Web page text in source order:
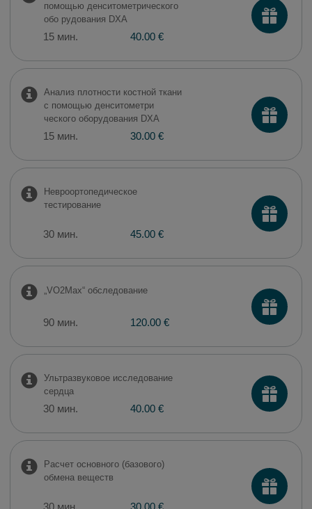
помощью денситометрического
обо рудования DXA
15 мин. 40.00 €
Анализ плотности костной ткани
с помощью денситометри
ческого оборудования DXA
15 мин. 30.00 €
Невроортопедическое
тестирование
30 мин. 45.00 €
„VO2Max“ обследование
90 мин. 120.00 €
Ультразвуковое исследование
сердца
30 мин. 40.00 €
Расчет основного (базового)
обмена веществ